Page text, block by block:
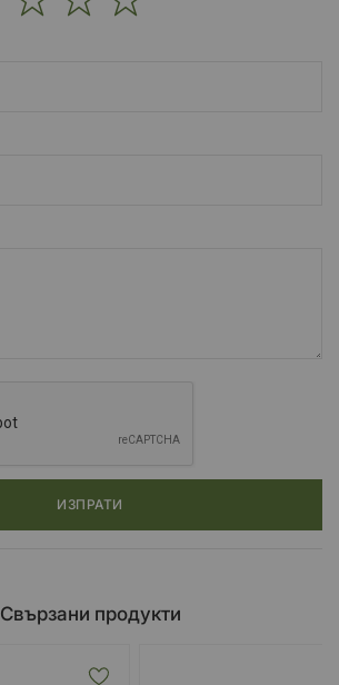
ИЗПРАТИ
Свързани продукти